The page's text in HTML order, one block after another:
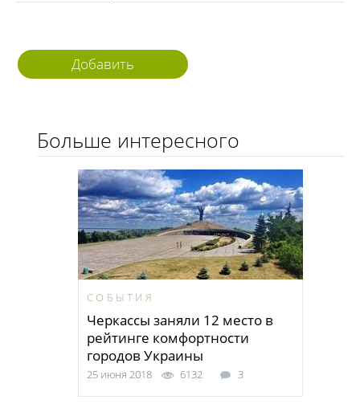
Добавить
Больше интересного
СОБЫТИЯ
Черкассы заняли 12 место в
рейтинге комфортности
городов Украины
25 июня 2018 6132 3